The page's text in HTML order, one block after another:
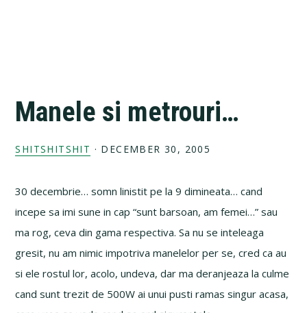
Manele si metrouri…
SHITSHITSHIT · DECEMBER 30, 2005
30 decembrie… somn linistit pe la 9 dimineata… cand
incepe sa imi sune in cap “sunt barsoan, am femei…” sau
ma rog, ceva din gama respectiva. Sa nu se inteleaga
gresit, nu am nimic impotriva manelelor per se, cred ca au
si ele rostul lor, acolo, undeva, dar ma deranjeaza la culme
cand sunt trezit de 500W ai unui pusti ramas singur acasa,